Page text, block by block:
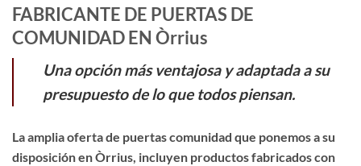
FABRICANTE DE PUERTAS DE
COMUNIDAD EN Òrrius
Una opción más ventajosa y adaptada a su
presupuesto de lo que todos piensan.
La amplia oferta de puertas comunidad que ponemos a su
disposición en Òrrius, incluyen productos fabricados con